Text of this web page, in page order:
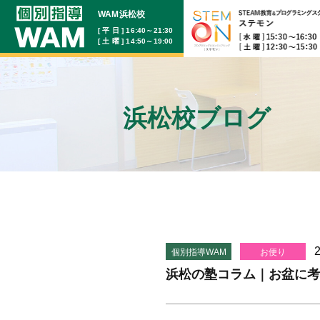
WAM浜松校
[ 平 日 ] 16:40～21:30
[ 土 曜 ] 14:50～19:00
浜松校ブログ
個別指導WAM お便り
浜松の塾コラム｜お盆に